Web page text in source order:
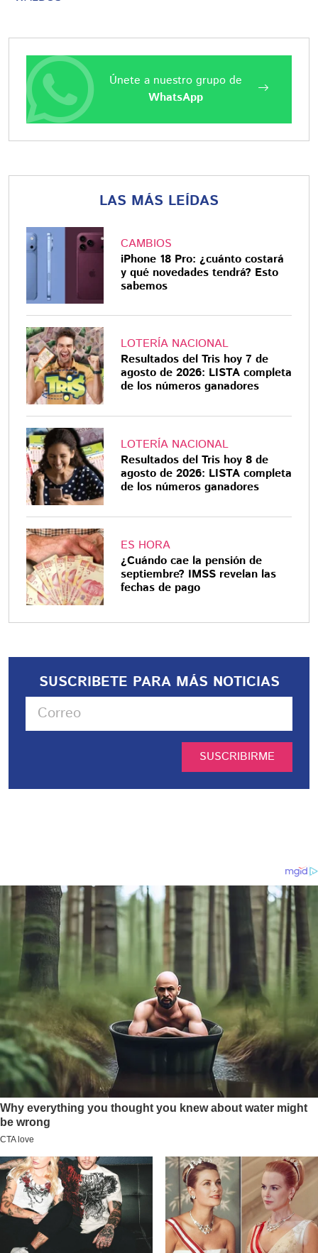
Únete a nuestro grupo de
WhatsApp
LAS MÁS LEÍDAS
CAMBIOS
iPhone 18 Pro: ¿cuánto costará
y qué novedades tendrá? Esto
sabemos
LOTERÍA NACIONAL
Resultados del Tris hoy 7 de
agosto de 2026: LISTA completa
de los números ganadores
LOTERÍA NACIONAL
Resultados del Tris hoy 8 de
agosto de 2026: LISTA completa
de los números ganadores
ES HORA
¿Cuándo cae la pensión de
septiembre? IMSS revelan las
fechas de pago
SUSCRIBETE PARA MÁS NOTICIAS
SUSCRIBIRME